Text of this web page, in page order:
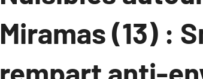
Miramas (13) :